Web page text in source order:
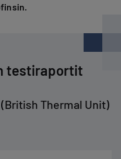
testiraportit
Thermal Unit)